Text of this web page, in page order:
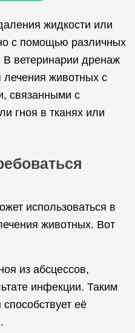
жидкости или
с помощью различных
В ветеринарии дренаж
животных с
связанными с
гноя в тканях или
использоваться в
животных. Вот
из абсцессов,
инфекции. Таким
её